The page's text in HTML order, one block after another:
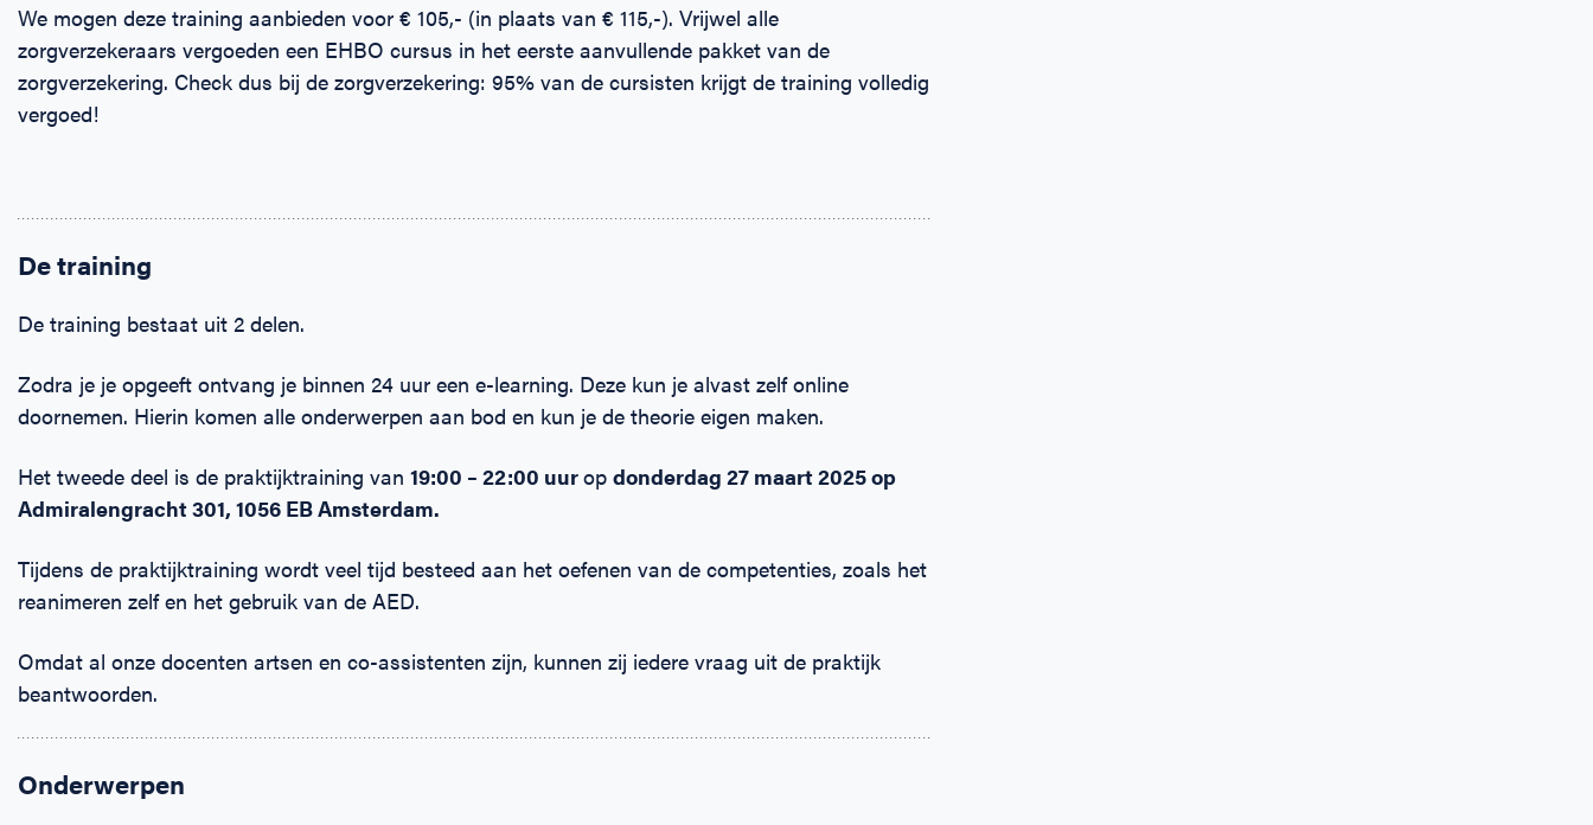
We mogen deze training aanbieden voor € 105,- (in plaats van € 115,-). Vrijwel alle
zorgverzekeraars vergoeden een EHBO cursus in het eerste aanvullende pakket van de
zorgverzekering. Check dus bij de zorgverzekering: 95% van de cursisten krijgt de training volledig
vergoed!
De training
De training bestaat uit 2 delen.
Zodra je je opgeeft ontvang je binnen 24 uur een e-learning. Deze kun je alvast zelf online
doornemen. Hierin komen alle onderwerpen aan bod en kun je de theorie eigen maken.
Het tweede deel is de praktijktraining van 19:00 – 22:00 uurop donderdag 27 maart 2025op
Admiralengracht 301, 1056 EB Amsterdam.
Tijdens de praktijktraining wordt veel tijd besteed aan het oefenen van de competenties, zoals het
reanimeren zelf en het gebruik van de AED.
Omdat al onze docenten artsen en co-assistenten zijn, kunnen zij iedere vraag uit de praktijk
beantwoorden.
Onderwerpen